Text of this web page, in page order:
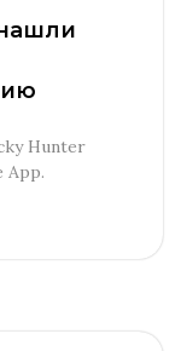
Hunter
App.